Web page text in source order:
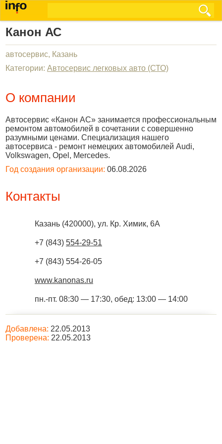
Канон АС
автосервис, Казань
Категории: Автосервис легковых авто (СТО)
О компании
Автоcервис «Канон АС» занимается профессиональным
ремонтом автомобилей в сочетании с совершенно
разумными ценами. Специализация нашего
автосервиса - ремонт немецких автомобилей Audi,
Volkswagen, Opel, Mercedes.
Год создания организации: 06.08.2026
Контакты
Казань (420000), ул. Кр. Химик, 6А
+7 (843) 554-29-51
+7 (843) 554-26-05
www.kanonas.ru
пн.-пт. 08:30 — 17:30, обед: 13:00 — 14:00
Добавлена: 22.05.2013
Проверена: 22.05.2013